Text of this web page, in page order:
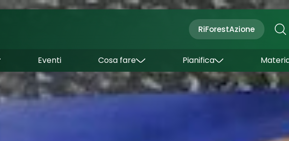
RiForestAzione
Eventi Cosa fare
Con bambini
Inverno
Estate
Pianifica
Dove dormire
Come arrivare
Come muoversi
Wishlist
Uffici turistici